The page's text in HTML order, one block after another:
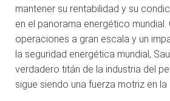
mantener su rentabilidad y su
en el panorama energético mundial.
operaciones a gran escala y un
la seguridad energética mundial,
verdadero titán de la industria del
sigue siendo una fuerza motriz en